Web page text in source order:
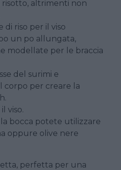
risotto, altrimenti non
di riso per il viso
un po allungata,
modellate per le braccia
del surimi e
corpo per creare la
viso.
la bocca potete utilizzare
oppure olive nere
perfetta per una